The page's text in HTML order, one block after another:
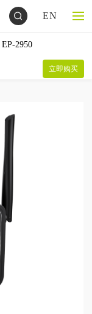
EN
EP-2950
立即购买